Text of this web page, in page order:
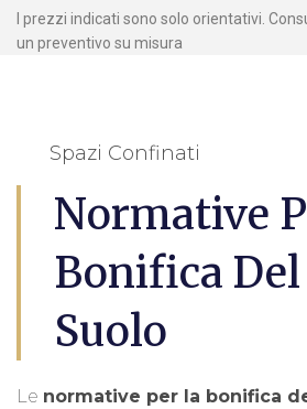
I prezzi indicati sono solo orientativi.
un preventivo su misura
Spazi Confinati
Normative
Bonifica Del
Suolo
Le normative per la bonifica